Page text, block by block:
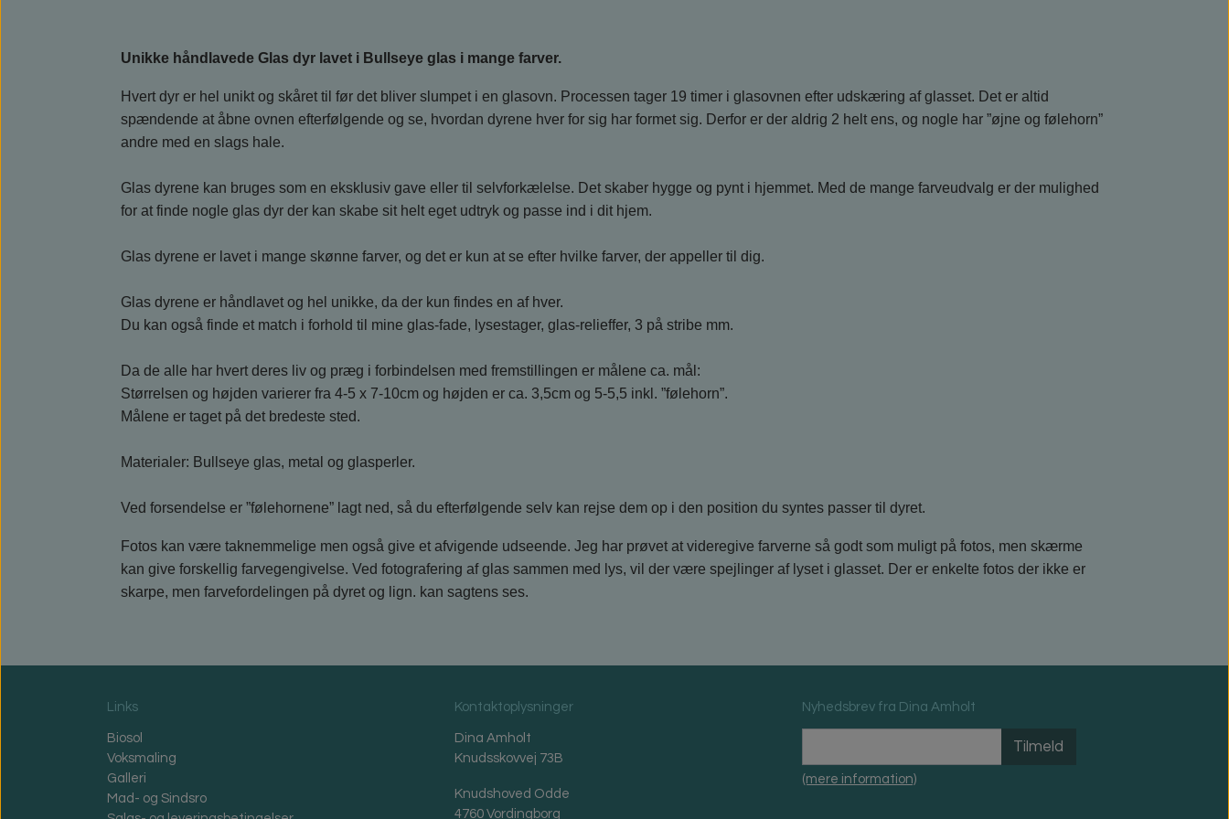
Unikke håndlavede Glas dyr lavet i Bullseye glas i mange farver.
Hvert dyr er hel unikt og skåret til før det bliver slumpet i en glasovn. Processen tager 19 timer i glasovnen efter udskæring af glasset. Det er altid
spændende at åbne ovnen efterfølgende og se, hvordan dyrene hver for sig har formet sig. Derfor er der aldrig 2 helt ens, og nogle har ”øjne og følehorn”
andre med en slags hale.
Glas dyrene kan bruges som en eksklusiv gave eller til selvforkælelse. Det skaber hygge og pynt i hjemmet. Med de mange farveudvalg er der mulighed
for at finde nogle glas dyr der kan skabe sit helt eget udtryk og passe ind i dit hjem.
Glas dyrene er lavet i mange skønne farver, og det er kun at se efter hvilke farver, der appeller til dig.
Glas dyrene er håndlavet og hel unikke, da der kun findes en af hver.
Du kan også finde et match i forhold til mine glas-fade, lysestager, glas-relieffer, 3 på stribe mm.
Da de alle har hvert deres liv og præg i forbindelsen med fremstillingen er målene ca. mål:
Størrelsen og højden varierer fra 4-5 x 7-10cm og højden er ca. 3,5cm og 5-5,5 inkl. ”følehorn”.
Målene er taget på det bredeste sted.
Materialer: Bullseye glas, metal og glasperler.
Ved forsendelse er ”følehornene” lagt ned, så du efterfølgende selv kan rejse dem op i den position du syntes passer til dyret.
Fotos kan være taknemmelige men også give et afvigende udseende. Jeg har prøvet at videregive farverne så godt som muligt på fotos, men skærme
kan give forskellig farvegengivelse. Ved fotografering af glas sammen med lys, vil der være spejlinger af lyset i glasset. Der er enkelte fotos der ikke er
skarpe, men farvefordelingen på dyret og lign. kan sagtens ses.
Links
Biosol
Voksmaling
Galleri
Mad- og Sindsro
Kontaktoplysninger
Dina Amholt
Knudsskovvej 73B
Knudshoved Odde
4760 Vordingborg
Nyhedsbrev fra Dina Amholt
Tilmeld
(mere information)